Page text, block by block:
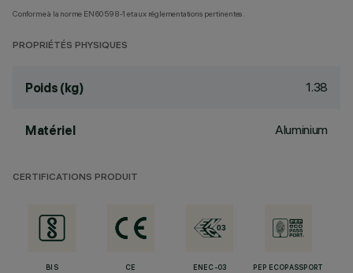
Conforme à la norme EN60598-1 et aux réglementations pertinentes.
PROPRIÉTÉS PHYSIQUES
Poids (kg) 1.38
Matériel Aluminium
CERTIFICATIONS PRODUIT
BIS CE ENEC-03 PEP ECOPASSPORT